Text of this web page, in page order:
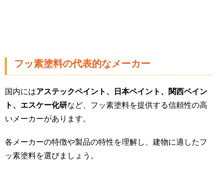
フッ素塗料の代表的なメーカー
国内にはアステックペイント、日本ペイント、関西ペイン
ト、エスケー化研など、フッ素塗料を提供する信頼性の高
いメーカーがあります。
各メーカーの特徴や製品の特性を理解し、建物に適したフ
ッ素塗料を選びましょう。